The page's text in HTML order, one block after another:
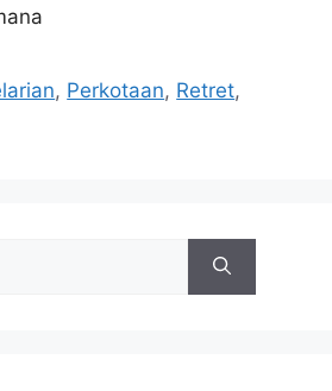
, Perkotaan, Retret,